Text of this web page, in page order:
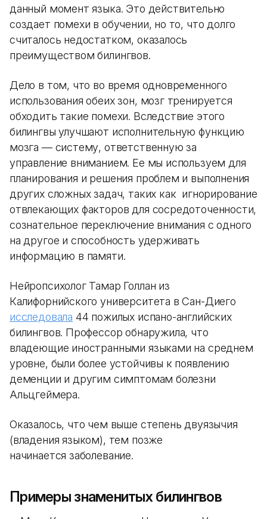
данный момент языка. Это действительно
создает помехи в обучении, но то, что долго
считалось недостатком, оказалось
преимуществом билингвов.
Дело в том, что во время одновременного
использования обеих зон, мозг тренируется
обходить такие помехи. Вследствие этого
билингвы улучшают исполнительную функцию
мозга — систему, ответственную за
управление вниманием. Ее мы используем для
планирования и решения проблем и выполнения
других сложных задач, таких как игнорирование
отвлекающих факторов для сосредоточенности,
сознательное переключение внимания с одного
на другое и способность удерживать
информацию в памяти.
Нейропсихолог Тамар Голлан из
Калифорнийского университета в Сан-Диего
исследовала 44 пожилых испано-английских
билингвов. Профессор обнаружила, что
владеющие иностранными языками на среднем
уровне, были более устойчивы к появлению
деменции и другим симптомам болезни
Альцгеймера.
Оказалось, что чем выше степень двуязычия
(владения языком), тем позже
начинается заболевание.
Примеры знаменитых билингвов